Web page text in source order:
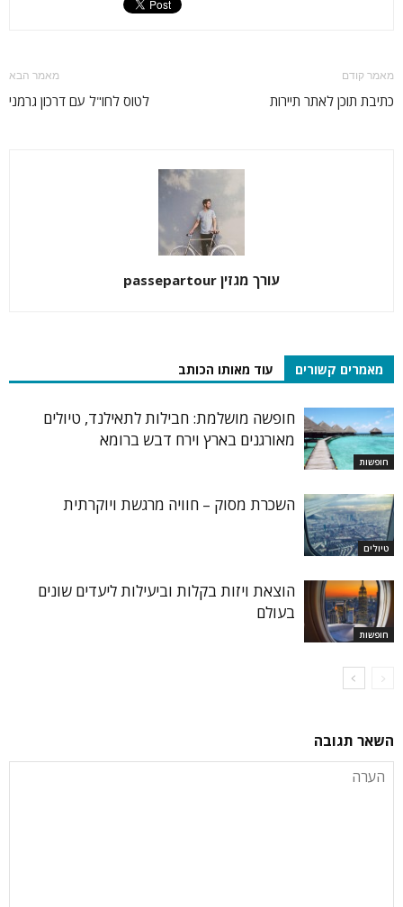
מאמר קודם
כתיבת תוכן לאתר תיירות
מאמר הבא
לטוס לחו"ל עם דרכון גרמני
עורך מגזין passepartour
מאמרים קשורים עוד מאותו הכותב
חופשות
חופשה מושלמת: חבילות לתאילנד, טיולים
מאורגנים בארץ וירח דבש ברומא
טיולים
השכרת מסוק – חוויה מרגשת ויוקרתית
חופשות
הוצאת ויזות בקלות וביעילות ליעדים שונים
בעולם
השאר תגובה